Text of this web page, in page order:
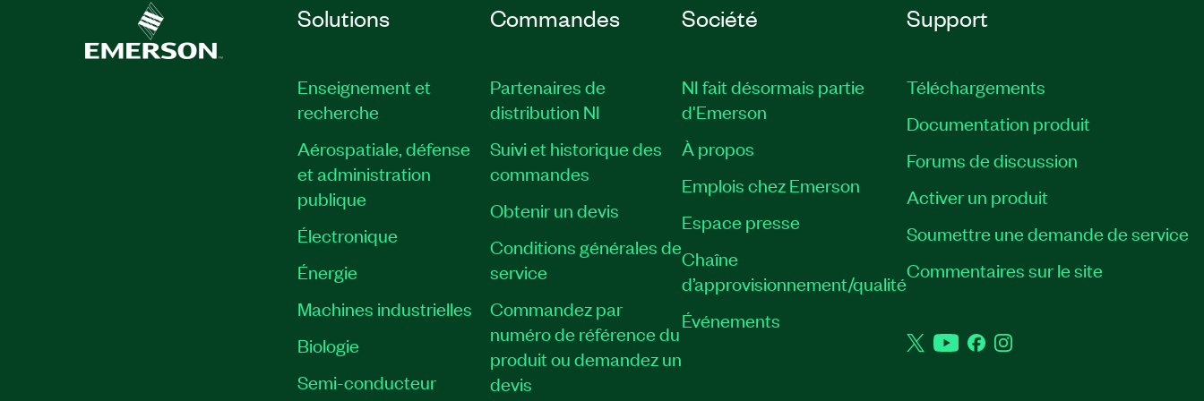
Principales fonctionnalités :
Format : Sur demande
Solutions
Enseignement et
recherche
Aérospatiale, défense
et administration
publique
Électronique
Énergie​
Machines industrielles
Biologie
Semi-conducteur
Commandes
Partenaires de
distribution NI
Suivi et historique des
commandes
Obtenir un devis
Conditions générales de
service
Commandez par
numéro de référence du
produit ou demandez un
devis
Société
NI fait désormais partie
d'Emerson
À propos
Emplois chez Emerson
Espace presse
Chaîne
d’approvisionnement/qualité
Événements
Support
Téléchargements
Documentation produit
Forums de discussion
Activer un produit
Soumettre une demande de service
Commentaires sur le site
TwitterYouTubeFacebookInstagram